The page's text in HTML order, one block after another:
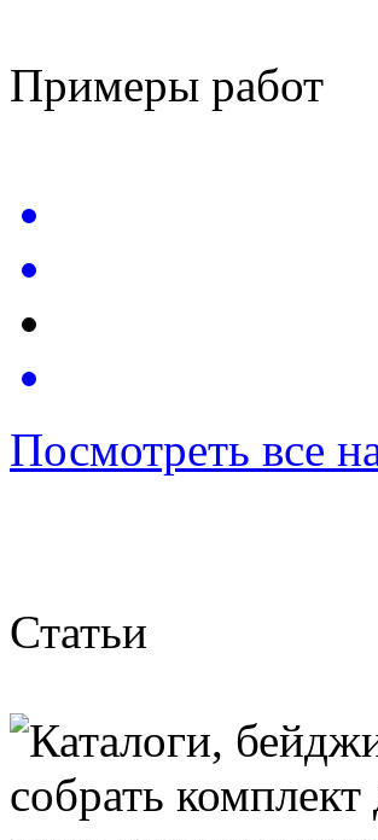
Примеры работ
Посмотреть все
Статьи